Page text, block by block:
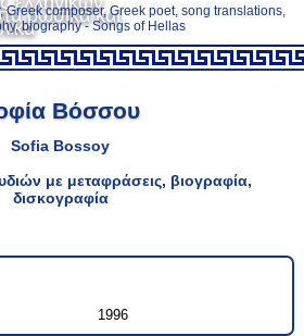
ρωσικά και
Βόσσου
Sofia Bossoy
με μεταφράσεις, βιογραφία,
δισκογραφία
1996